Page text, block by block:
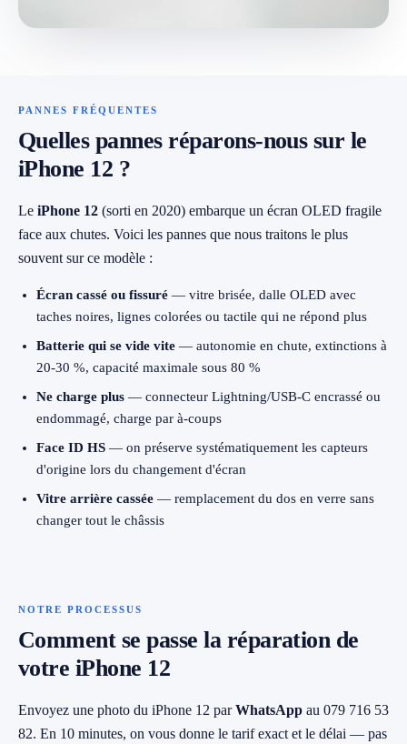
PANNES FRÉQUENTES
Quelles pannes réparons-nous sur le
iPhone 12 ?
Le iPhone 12 (sorti en 2020) embarque un écran OLED fragile
face aux chutes. Voici les pannes que nous traitons le plus
souvent sur ce modèle :
Écran cassé ou fissuré — vitre brisée, dalle OLED avec
taches noires, lignes colorées ou tactile qui ne répond plus
Batterie qui se vide vite — autonomie en chute, extinctions à
20-30 %, capacité maximale sous 80 %
Ne charge plus — connecteur Lightning/USB-C encrassé ou
endommagé, charge par à-coups
Face ID HS — on préserve systématiquement les capteurs
d'origine lors du changement d'écran
Vitre arrière cassée — remplacement du dos en verre sans
changer tout le châssis
NOTRE PROCESSUS
Comment se passe la réparation de
votre iPhone 12
Envoyez une photo du iPhone 12 parWhatsApp au 079 716 53
82. En 10 minutes, on vous donne le tarif exact et le délai — pas